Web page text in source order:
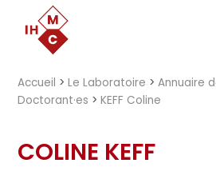
Accueil >Le Laboratoire >Annuaire
Doctorant·es >KEFF Coline
COLINE KEFF